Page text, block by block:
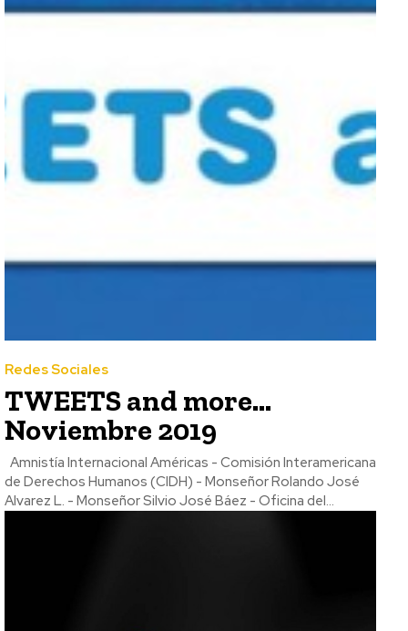
Redes Sociales
TWEETS and more…
Noviembre 2019
de Derechos Humanos (CIDH) - Monseñor Rolando José
Alvarez L. - Monseñor Silvio José Báez - Oficina del...